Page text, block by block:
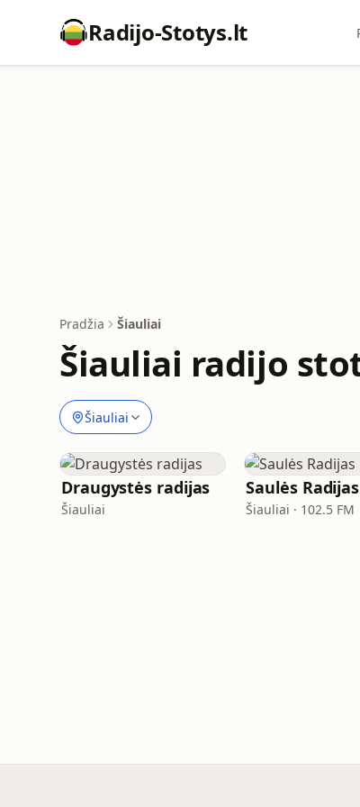
Radijo-Stotys.lt
Pradžia Šiauliai
Šiauliai radijo
Šiauliai
Draugystės radijas
Šiauliai
Saulės Radijas
Šiauliai · 102.5 FM